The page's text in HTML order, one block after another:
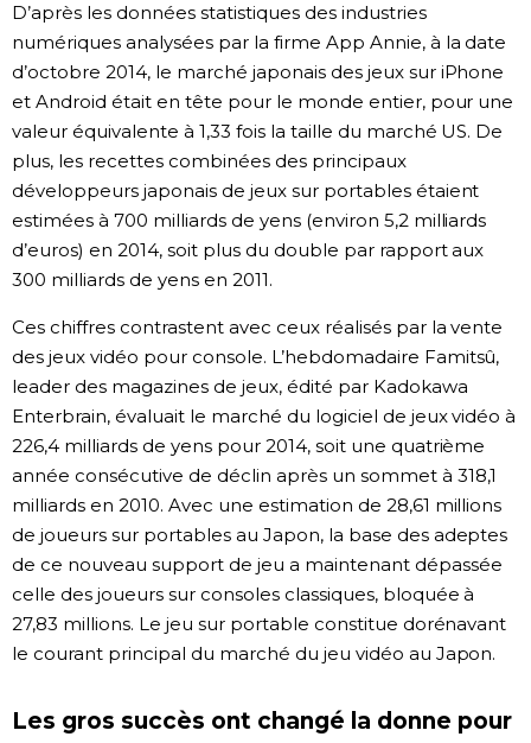
D’après les données statistiques des industries
numériques analysées par la firme App Annie, à la date
d’octobre 2014, le marché japonais des jeux sur iPhone
et Android était en tête pour le monde entier, pour une
valeur équivalente à 1,33 fois la taille du marché US. De
plus, les recettes combinées des principaux
développeurs japonais de jeux sur portables étaient
estimées à 700 milliards de yens (environ 5,2 milliards
d’euros) en 2014, soit plus du double par rapport aux
300 milliards de yens en 2011.
Ces chiffres contrastent avec ceux réalisés par la vente
des jeux vidéo pour console. L’hebdomadaire Famitsû,
leader des magazines de jeux, édité par Kadokawa
Enterbrain, évaluait le marché du logiciel de jeux vidéo à
226,4 milliards de yens pour 2014, soit une quatrième
année consécutive de déclin après un sommet à 318,1
milliards en 2010. Avec une estimation de 28,61 millions
de joueurs sur portables au Japon, la base des adeptes
de ce nouveau support de jeu a maintenant dépassée
celle des joueurs sur consoles classiques, bloquée à
27,83 millions. Le jeu sur portable constitue dorénavant
le courant principal du marché du jeu vidéo au Japon.
Les gros succès ont changé la donne pour